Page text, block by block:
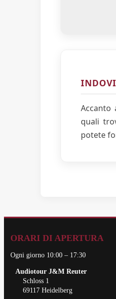
Accanto
quali
potete
ORARI DI APERTURA
Ogni giorno 10:00 – 17:30
Audiotour J&M Reuter
Schloss 1
69117 Heidelberg